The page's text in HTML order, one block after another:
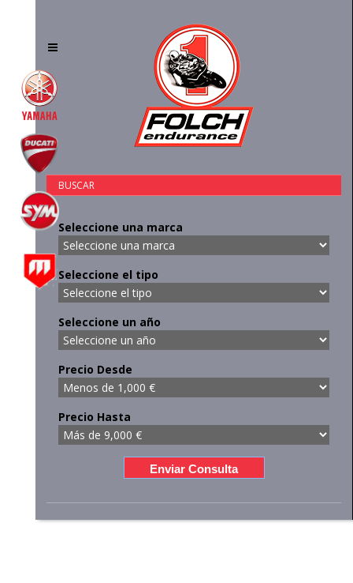
Toggle
BUSCAR
Seleccione una marca
Seleccione el tipo
Seleccione un año
Precio Desde
Precio Hasta